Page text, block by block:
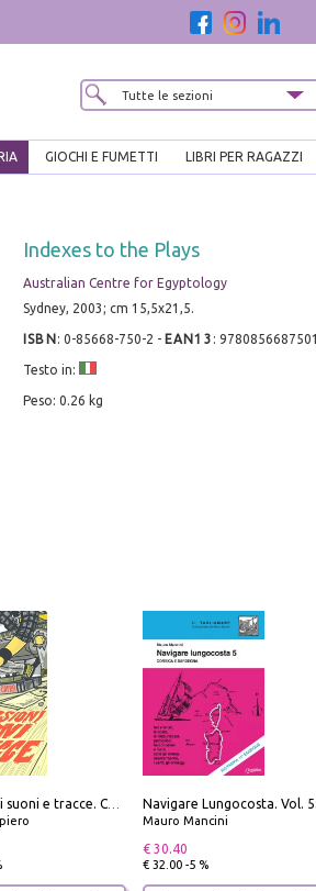
GIOCHI E FUMETTI LIBRI PER RAGAZZI
Indexes to the Plays
Australian Centre for Egyptology
Sydney, 2003; cm 15,5x21,5.
ISBN : 0-85668-750-2 - EAN13 : 9780856687501
Testo in:
Peso: 0.26 kg
Distorsioni suoni e tracce. Columns, storie e playlist dalla scena hardcore punk italiana degli anni '90
Mauro Mancini
€ 30.40
€ 32.00 -5 %